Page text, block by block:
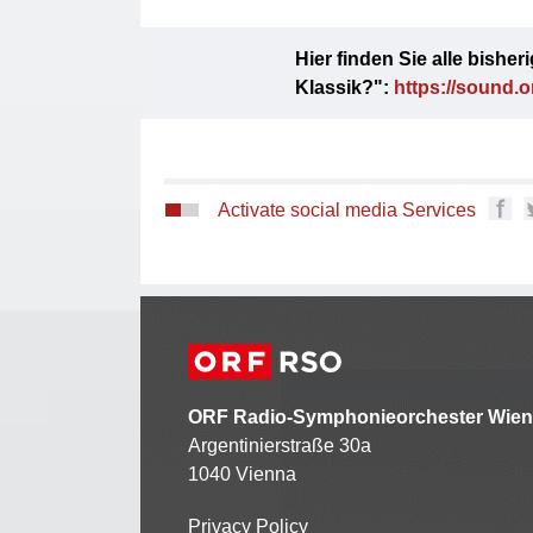
Hier finden Sie alle
Klassik?": https://
Activate social media Services
ORF Radio-Symphonieorchester Wien
Argentinierstraße 30a
1040 Vienna
Privacy Policy